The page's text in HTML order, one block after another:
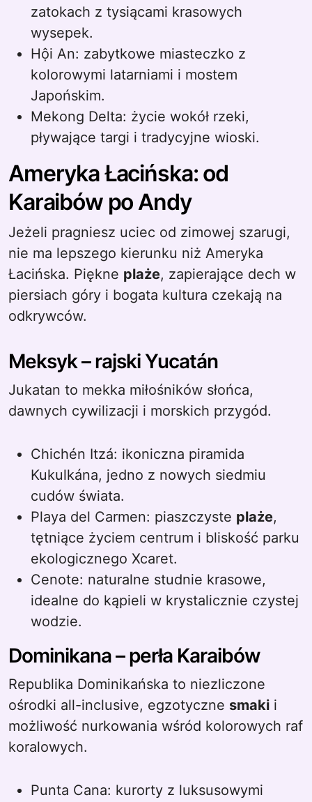
zatokach z tysiącami krasowych
wysepek.
Hội An: zabytkowe miasteczko z
kolorowymi latarniami i mostem
Japońskim.
Mekong Delta: życie wokół rzeki,
pływające targi i tradycyjne wioski.
Ameryka Łacińska: od
Karaibów po Andy
Jeżeli pragniesz uciec od zimowej szarugi,
nie ma lepszego kierunku niż Ameryka
Łacińska. Piękne plaże, zapierające dech w
piersiach góry i bogata kultura czekają na
odkrywców.
Meksyk – rajski Yucatán
Jukatan to mekka miłośników słońca,
dawnych cywilizacji i morskich przygód.
Chichén Itzá: ikoniczna piramida
Kukulkána, jedno z nowych siedmiu
cudów świata.
Playa del Carmen: piaszczyste plaże,
tętniące życiem centrum i bliskość parku
ekologicznego Xcaret.
Cenote: naturalne studnie krasowe,
idealne do kąpieli w krystalicznie czystej
wodzie.
Dominikana – perła Karaibów
Republika Dominikańska to niezliczone
ośrodki all-inclusive, egzotyczne smaki i
możliwość nurkowania wśród kolorowych raf
koralowych.
Punta Cana: kurorty z luksusowymi